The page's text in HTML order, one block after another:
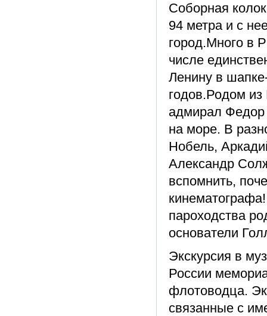
Соборная
94 метра и с
город.Много в
числе
Ленину в
годов.Родом
адмирал Федор
на море. В
Нобель,
Александр
вспомнить,
пароходства
основатели
Экскурсия в
России
флотоводца.
связанные с